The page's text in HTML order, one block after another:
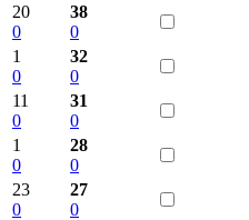
20
0
38
0
1
0
32
0
11
0
31
0
1
0
28
0
23
0
27
0